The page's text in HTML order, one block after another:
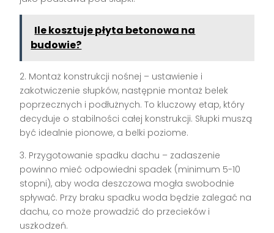
Ile kosztuje płyta betonowa na
budowie?
2. Montaż konstrukcji nośnej – ustawienie i
zakotwiczenie słupków, następnie montaż belek
poprzecznych i podłużnych. To kluczowy etap, który
decyduje o stabilności całej konstrukcji. Słupki muszą
być idealnie pionowe, a belki poziome.
3. Przygotowanie spadku dachu – zadaszenie
powinno mieć odpowiedni spadek (minimum 5-10
stopni), aby woda deszczowa mogła swobodnie
spływać. Przy braku spadku woda będzie zalegać na
dachu, co może prowadzić do przecieków i
uszkodzeń.